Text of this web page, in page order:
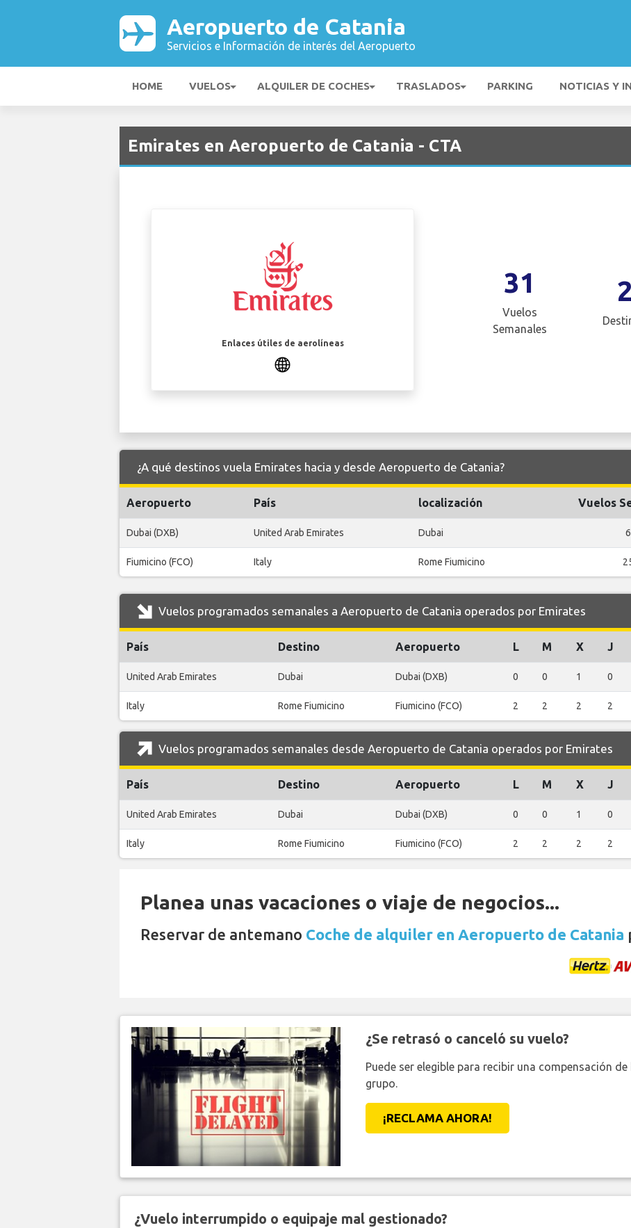
Aeropuerto de Catania
Servicios e Información de interés del Aeropuerto
HOME VUELOS ALQUILER DE COCHES TRASLADOS PARKING NOTICIAS Y
Emirates en Aeropuerto de Catania - CTA
Enlaces útiles de aerolíneas
31
Vuelos
Semanales
2
¿A qué destinos vuela Emirates hacia y desde Aeropuerto de Catania?
Aeropuerto País localización Vuelos
Dubai (DXB) United Arab Emirates Dubai 6
Fiumicino (FCO) Italy Rome Fiumicino
Vuelos programados semanales a Aeropuerto de Catania operados por Emirates
País Destino Aeropuerto L M X J
United Arab Emirates Dubai Dubai (DXB) 0 0 1 0
Italy Rome Fiumicino Fiumicino (FCO) 2 2 2 2
Vuelos programados semanales desde Aeropuerto de Catania operados por Emirates
País Destino Aeropuerto L M X J
United Arab Emirates Dubai Dubai (DXB) 0 0 1 0
Italy Rome Fiumicino Fiumicino (FCO) 2 2 2 2
Planea unas vacaciones o viaje de negocios...
Reservar de antemano Coche de alquiler en Aeropuerto de Catania
¿Se retrasó o canceló su vuelo?
Puede ser elegible para recibir una compensación
grupo.
¡RECLAMA AHORA!
¿Vuelo interrumpido o equipaje mal gestionado?